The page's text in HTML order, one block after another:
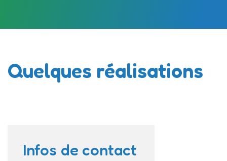
Quelques réalisations
Infos de contact